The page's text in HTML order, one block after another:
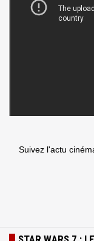
Suivez l'actu